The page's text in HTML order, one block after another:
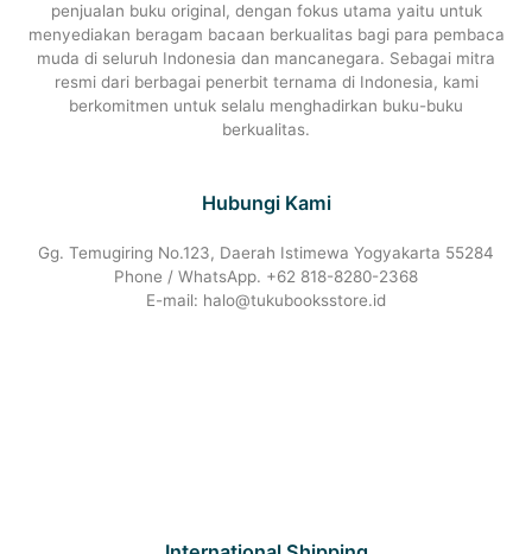
penjualan buku original, dengan fokus utama yaitu untuk
menyediakan beragam bacaan berkualitas bagi para pembaca
muda di seluruh Indonesia dan mancanegara. Sebagai mitra
resmi dari berbagai penerbit ternama di Indonesia, kami
berkomitmen untuk selalu menghadirkan buku-buku
berkualitas.
Hubungi Kami
Gg. Temugiring No.123, Daerah Istimewa Yogyakarta 55284
Phone / WhatsApp. +62 818-8280-2368
E-mail: halo@tukubooksstore.id